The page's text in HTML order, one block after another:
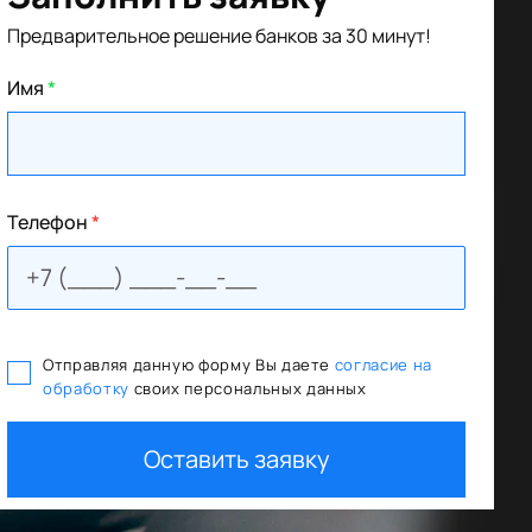
льготного кредитования
авто
Предварительное решение банков за 30 минут!
Имя*
Телефон*
Отправляя данную форму Вы даете согласие на
обработку своих персональных данных
Оставить заявку